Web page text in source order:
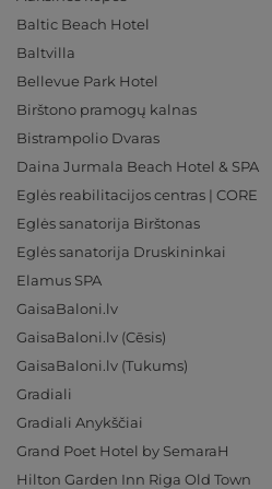
Baltic Beach Hotel
Baltvilla
Bellevue Park Hotel
Birštono pramogų kalnas
Bistrampolio Dvaras
Daina Jurmala Beach Hotel & SPA
Eglės reabilitacijos centras | CORE
Eglės sanatorija Birštonas
Eglės sanatorija Druskininkai
Elamus SPA
GaisaBaloni.lv
GaisaBaloni.lv (Cēsis)
GaisaBaloni.lv (Tukums)
Gradiali
Gradiali Anykščiai
Grand Poet Hotel by SemaraH
Hilton Garden Inn Riga Old Town